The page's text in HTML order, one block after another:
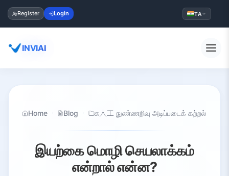
Register Login TA
INVIAI
Home Blog க人工 நுண்ணறிவு அடிப்படைக் கற்றல்
இயற்கை மொழி செயலாக்கம்
என்றால் என்ன?